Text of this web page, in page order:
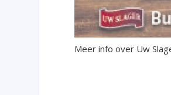
Meer info over Uw